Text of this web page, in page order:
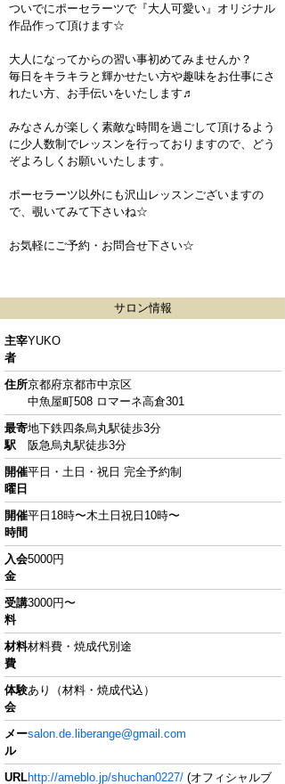
ついでにポーセラーツで『大人可愛い』オリジナル
作品作って頂けます☆
大人になってからの習い事初めてみませんか？
毎日をキラキラと輝かせたい方や趣味をお仕事にさ
れたい方、お手伝いをいたします♬
みなさんが楽しく素敵な時間を過ごして頂けるよう
に少人数制でレッスンを行っておりますので、どう
ぞよろしくお願いいたします。
ポーセラーツ以外にも沢山レッスンございますの
で、覗いてみて下さいね☆
お気軽にご予約・お問合せ下さい☆
サロン情報
主宰
者
YUKO
住所京都府京都市中京区
中魚屋町508 ロマーネ高倉301
最寄
駅
地下鉄四条烏丸駅徒歩3分
阪急烏丸駅徒歩3分
開催
曜日
平日・土日・祝日 完全予約制
開催
時間
平日18時〜木土日祝日10時〜
入会
金
5000円
受講
料
3000円〜
材料
費
材料費・焼成代別途
体験
会
あり（材料・焼成代込）
メー
ル
salon.de.liberange@gmail.com
URLhttp://ameblo.jp/shuchan0227/ (オフィシャルブ